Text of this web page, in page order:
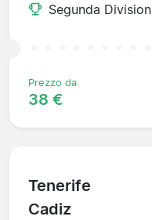
Segunda Division
Prezzo da
38 €
Tenerife
Cadiz